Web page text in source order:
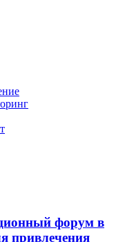
форум в
привлечения